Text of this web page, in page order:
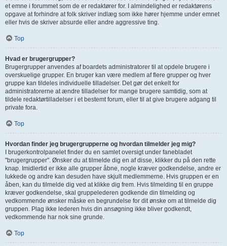
et emne i forummet som de er redaktører for. I almindelighed er redaktørens
opgave at forhindre at folk skriver indlæg som ikke hører hjemme under emnet
eller hvis de skriver absurde eller andre aggressive ting.
Top
Hvad er brugergrupper?
Brugergrupper anvendes af boardets administratorer til at opdele brugere i
overskuelige grupper. En bruger kan være medlem af flere grupper og hver
gruppe kan tildeles individuelle tilladelser. Det gør det enkelt for
administratorerne at ændre tilladelser for mange brugere samtidig, som at
tildele redaktørtilladelser i et bestemt forum, eller til at give brugere adgang til
private fora.
Top
Hvordan finder jeg brugergrupperne og hvordan tilmelder jeg mig?
I brugerkontrolpanelet finder du en samlet oversigt under fanebladet
"brugergrupper". Ønsker du at tilmelde dig en af disse, klikker du på den rette
knap. Imidlertid er ikke alle grupper åbne, nogle kræver godkendelse, andre er
lukkede og andre kan desuden have skjult medlemmerne. Hvis gruppen er en
åben, kan du tilmelde dig ved at klikke dig frem. Hvis tilmelding til en gruppe
kræver godkendelse, skal gruppelederen godkende din tilmelding og
vedkommende ønsker måske en begrundelse for dit ønske om at tilmelde dig
gruppen. Plag ikke lederen hvis din ansøgning ikke bliver godkendt,
vedkommende har nok sine grunde.
Top